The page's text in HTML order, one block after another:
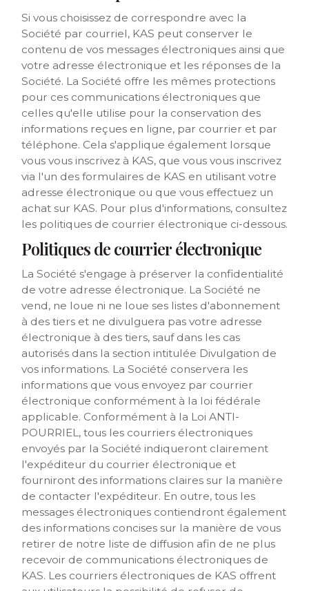
Si vous choisissez de correspondre avec la
Société par courriel, KAS peut conserver le
contenu de vos messages électroniques ainsi que
votre adresse électronique et les réponses de la
Société. La Société offre les mêmes protections
pour ces communications électroniques que
celles qu'elle utilise pour la conservation des
informations reçues en ligne, par courrier et par
téléphone. Cela s'applique également lorsque
vous vous inscrivez à KAS, que vous vous inscrivez
via l'un des formulaires de KAS en utilisant votre
adresse électronique ou que vous effectuez un
achat sur KAS. Pour plus d'informations, consultez
les politiques de courrier électronique ci-dessous.
Politiques de courrier électronique
La Société s'engage à préserver la confidentialité
de votre adresse électronique. La Société ne
vend, ne loue ni ne loue ses listes d'abonnement
à des tiers et ne divulguera pas votre adresse
électronique à des tiers, sauf dans les cas
autorisés dans la section intitulée Divulgation de
vos informations. La Société conservera les
informations que vous envoyez par courrier
électronique conformément à la loi fédérale
applicable. Conformément à la Loi ANTI-
POURRIEL, tous les courriers électroniques
envoyés par la Société indiqueront clairement
l'expéditeur du courrier électronique et
fourniront des informations claires sur la manière
de contacter l'expéditeur. En outre, tous les
messages électroniques contiendront également
des informations concises sur la manière de vous
retirer de notre liste de diffusion afin de ne plus
recevoir de communications électroniques de
KAS. Les courriers électroniques de KAS offrent